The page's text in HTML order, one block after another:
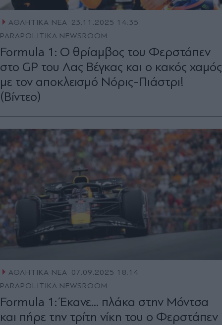
ΑΘΛΗΤΙΚΑ ΝΕΑ 23.11.2025 14:35
PARAPOLITIKA NEWSROOM
Formula 1: Ο θρίαμβος του Φερστάπεν
στο GP του Λας Βέγκας και ο κακός χαμός
με τον αποκλεισμό Νόρις-Πιάστρι!
(Βίντεο)
ΑΘΛΗΤΙΚΑ ΝΕΑ 07.09.2025 18:14
PARAPOLITIKA NEWSROOM
Formula 1: Έκανε... πλάκα στην Μόντσα
και πήρε την τρίτη νίκη του ο Φερστάπεν